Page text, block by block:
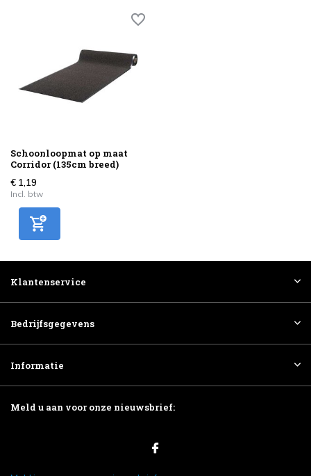
Schoonloopmat op maat
Corridor (135cm breed)
€ 1,19
Incl. btw
Klantenservice
Bedrijfsgegevens
Informatie
Meld u aan voor onze nieuwsbrief: